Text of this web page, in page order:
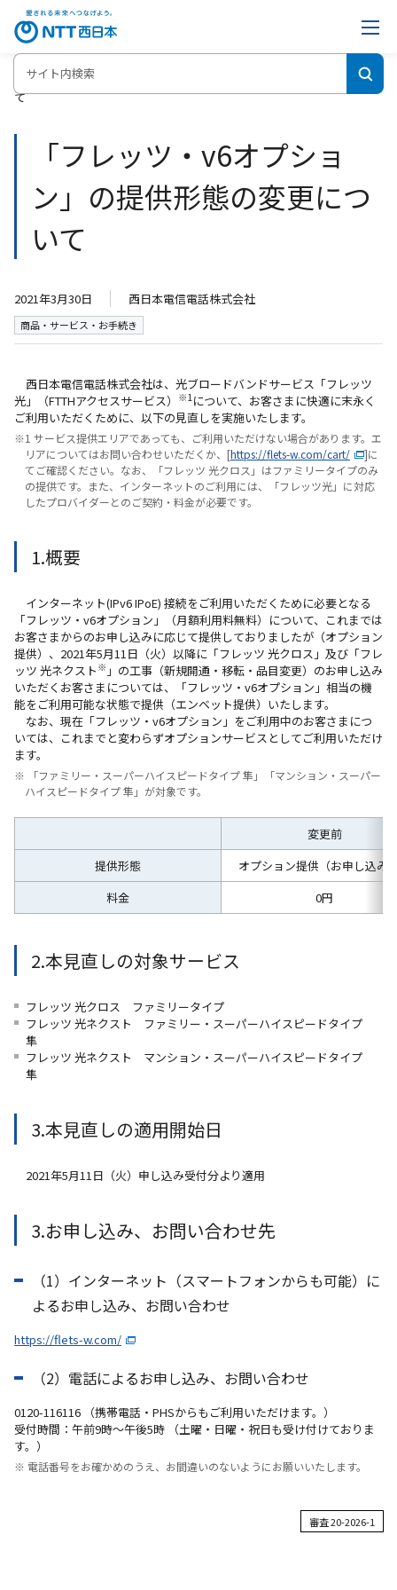
ホーム
「フレッツ・v6オプション」の提供形態の変更につい
て
「フレッツ・v6オプショ
ン」の提供形態の変更につ
いて
2021年3月30日 西日本電信電話株式会社
商品・サービス・お手続き
西日本電信電話株式会社は、光ブロードバンドサービス「フレッツ
光」（FTTHアクセスサービス）
※1 について、お客さまに快適に末永く
ご利用いただくために、以下の見直しを実施いたします。
※1 サービス提供エリアであっても、ご利用いただけない場合があります。エ
リアについてはお問い合わせいただくか、[https://flets-w.com/cart/
]に
てご確認ください。なお、「フレッツ 光クロス」はファミリータイプのみ
の提供です。また、インターネットのご利用には、「フレッツ光」に対応
したプロバイダーとのご契約・料金が必要です。
1.概要
インターネット(IPv6 IPoE) 接続をご利用いただくために必要となる
「フレッツ・v6オプション」（月額利用料無料）について、これまでは
お客さまからのお申し込みに応じて提供しておりましたが（オプション
提供）、2021年5月11日（火）以降に「フレッツ 光クロス」及び「フレ
ッツ 光ネクスト ※ 」の工事（新規開通・移転・品目変更）のお申し込み
いただくお客さまについては、「フレッツ・v6オプション」相当の機
能をご利用可能な状態で提供（エンベット提供）いたします。
なお、現在「フレッツ・v6オプション」をご利用中のお客さまにつ
いては、これまでと変わらずオプションサービスとしてご利用いただけ
ます。
※ 「ファミリー・スーパーハイスピードタイプ 隼」「マンション・スーパー
ハイスピードタイプ 隼」が対象です。
変更前
提供形態
オプション提供（お申し込み
料金
0円
2.本見直しの対象サービス
フレッツ 光クロス ファミリータイプ
フレッツ 光ネクスト ファミリー・スーパーハイスピードタイプ
隼
フレッツ 光ネクスト マンション・スーパーハイスピードタイプ
隼
3.本見直しの適用開始日
2021年5月11日（火）申し込み受付分より適用
3.お申し込み、お問い合わせ先
（1）インターネット（スマートフォンからも可能）に
よるお申し込み、お問い合わせ
https://flets-w.com/
（2）電話によるお申し込み、お問い合わせ
0120-116116 （携帯電話・PHSからもご利用いただけます。）
受付時間：午前9時～午後5時 （土曜・日曜・祝日も受け付けておりま
す。）
※ 電話番号をお確かめのうえ、お間違いのないようにお願いいたします。
審査 20-2026-1